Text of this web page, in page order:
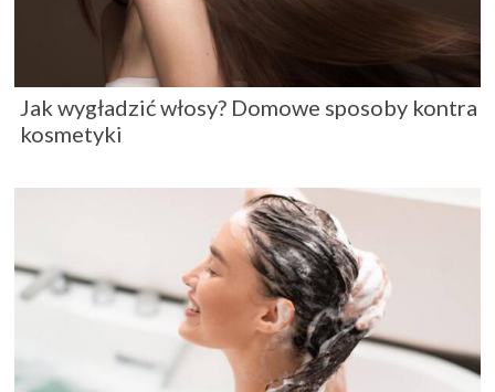
Jak wygładzić włosy? Domowe sposoby kontra
kosmetyki